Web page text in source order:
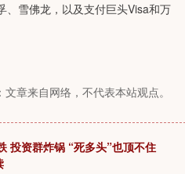
、雪佛龙，以及支付巨头Visa和万
章来自网络，不代表本站观点。
投资群炸锅 “死多头”也顶不住